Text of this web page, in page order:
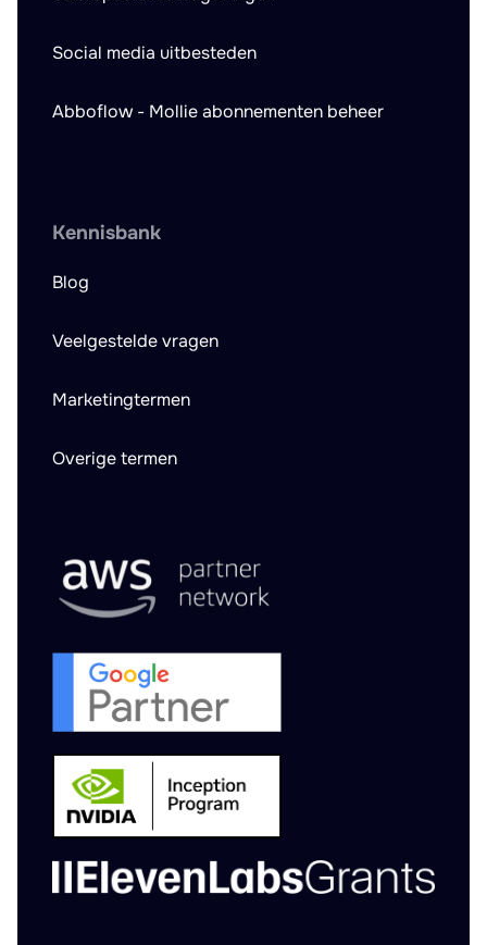
Social media uitbesteden
Abboflow - Mollie abonnementen beheer
Kennisbank
Blog
Veelgestelde vragen
Marketingtermen
Overige termen